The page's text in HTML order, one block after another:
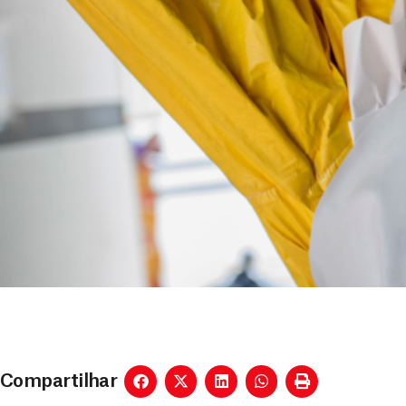
Compartilhar